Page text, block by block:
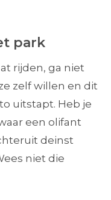
park
rijden, ga niet
zelf willen en dit
uitstapt. Heb je
een olifant
deinst
niet die